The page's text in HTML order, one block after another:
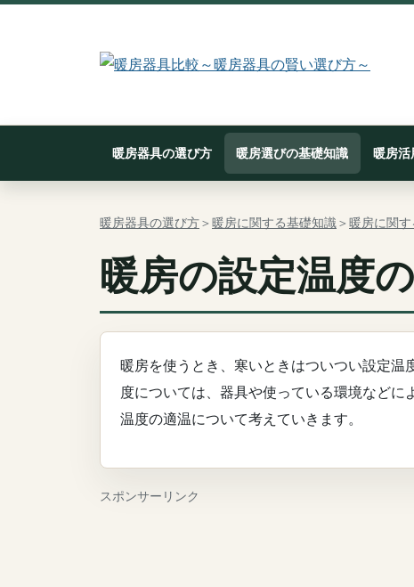
暖房器具の選び方 暖房選びの基礎知識 暖房活
暖房器具の選び方＞ 暖房に関する基礎知識＞ 暖房に関
暖房の設定温度
暖房を使うとき、寒いときはついつい設定
度については、器具や使っている環境など
温度の適温について考えていきます。
スポンサーリンク